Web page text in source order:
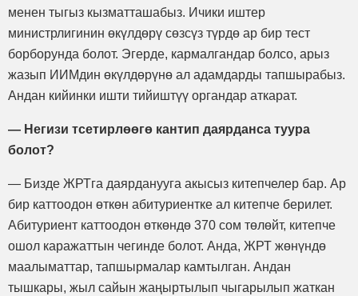
менен тыгыз кызматташабыз. Ичики иштер
министрлигинин өкүлдөрү сөзсүз түрдө ар бир тест
борборунда болот. Эгерде, кармалгандар болсо, арыз
жазып ИИМдин өкүлдөрүнө ал адамдарды тапшырабыз.
Андан кийинки ишти тийиштүү органдар аткарат.
— Негизи тсетирлөөгө кантип даярданса туура
болот?
— Бизде ЖРТга даярданууга акысыз китепчелер бар. Ар
бир каттоодон өткөн абитуриентке ал китепче берилет.
Абитуриент каттоодон өткөндө 370 сом төлөйт, китепче
ошол каражаттын чегинде болот. Анда, ЖРТ жөнүндө
маалыматтар, тапшырмалар камтылган. Андан
тышкары, жыл сайын жаңыртылып чыгарылып жаткан